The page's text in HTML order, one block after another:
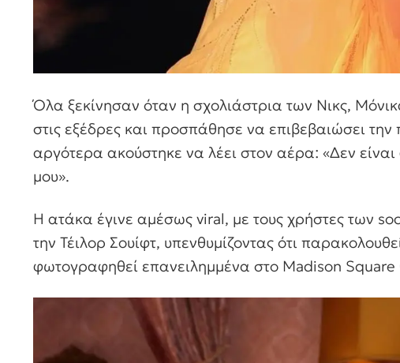
Όλα ξεκίνησαν όταν η σχολιάστρια των Νικς,
στις εξέδρες και προσπάθησε να επιβεβαιώσει
αργότερα ακούστηκε να λέει στον αέρα: «Δεν
μου».
Η ατάκα έγινε αμέσως viral, με τους χρήστες των
την Τέιλορ Σουίφτ, υπενθυμίζοντας ότι
φωτογραφηθεί επανειλημμένα στο Madison Square